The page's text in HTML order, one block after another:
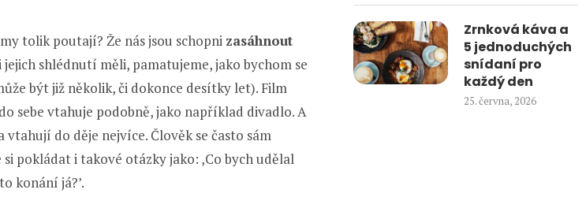
tolik poutají? Že nás jsou schopni zasáhnout
shlédnutí měli, pamatujeme, jako bychom se
být již několik, či dokonce desítky let). Film
sebe vtahuje podobně, jako například divadlo. A
do děje nejvíce. Člověk se často sám
pokládat i takové otázky jako: ,Co bych udělal
konání já?’.
Zrnková káva a
5 jednoduchých
snídaní pro
každý den
25. června, 2026